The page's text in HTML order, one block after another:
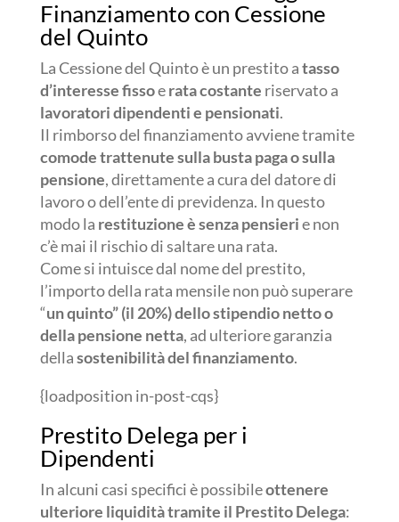
Finanziamento con Cessione
del Quinto
La Cessione del Quinto è un prestito atasso
d’interesse fissoerata costante riservato a
lavoratori dipendenti e pensionati.
Il rimborso del finanziamento avviene tramite
comode trattenute sulla busta paga o sulla
pensione, direttamente a cura del datore di
lavoro o dell’ente di previdenza. In questo
modo la restituzione è senza pensierie non
c’è mai il rischio di saltare una rata.
Come si intuisce dal nome del prestito,
l’importo della rata mensile non può superare
“un quinto” (il 20%) dello stipendio netto o
della pensione netta, ad ulteriore garanzia
dellasostenibilità del finanziamento.
{loadposition in-post-cqs}
Prestito Delega per i
Dipendenti
In alcuni casi specifici è possibileottenere
ulteriore liquidità tramite il Prestito Delega: